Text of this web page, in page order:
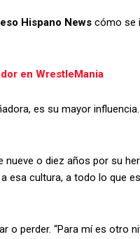
Hispano News cómo se
en WrestleMania
es su mayor
o diez años por su
esa cultura, a todo lo que
o perder. “Para mí es otro